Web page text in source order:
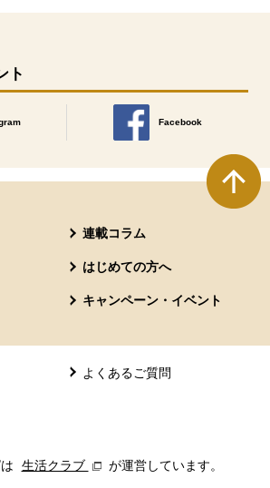
ト
ィンドウで開きます。
Facebook
別のウィンドウで開きます
連載コラム
はじめての方へ
キャンペーン・イベント
よくあるご質問
生活クラブ 別のウィンドウで開きます。
が運営しています。